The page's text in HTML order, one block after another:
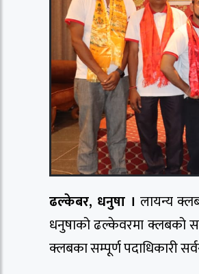
ढल्केबर, धनुषा । लायन्य
धनुषाको ढल्केवरमा क्लबको
क्लबका सम्पूर्ण पदाधिकारी